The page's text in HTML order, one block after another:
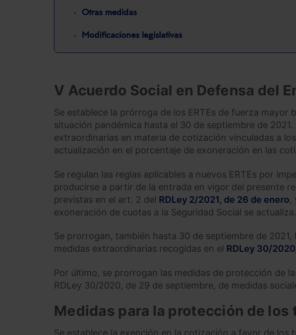
Otras medidas
Modificaciones legislativas
V Acuerdo Social en Defensa del
Se establece la prórroga de los ERTEs de fuerza mayor
situación pandémica hasta el 30 de septiembre de
extraordinarias en materia de cotización vinculadas a
actualización en el porcentaje de exoneración en las
Se regulan las reglas aplicables a nuevos ERTEs por
producirse a partir de la entrada en vigor del presente
previstas en el art. 2 del RDLey 2/2021, de 26 de enero,
exoneración de cuotas a la Seguridad Social se actualiza.
Se prorrogan, también hasta 30 de septiembre de
medidas extraordinarias recogidas en el RDLey 30/
Por último, se prorrogan las medidas de protección de
RDLey 30/2020, de 29 de septiembre, de medidas
Medidas para la protección de